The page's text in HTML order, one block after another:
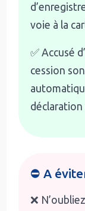
voie à la
✅ Accusé
cession
déclaration
⛔ A
❌